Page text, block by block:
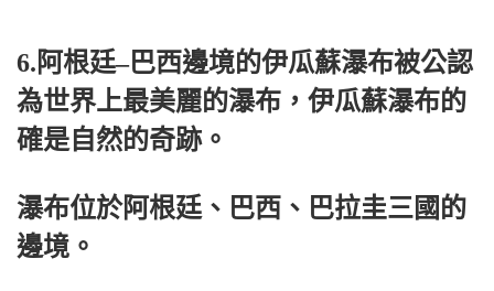
6.阿根廷–巴西邊境的伊瓜蘇瀑布被公認
為世界上最美麗的瀑布，伊瓜蘇瀑布的
確是自然的奇跡。
瀑布位於阿根廷、巴西、巴拉圭三國的
邊境。